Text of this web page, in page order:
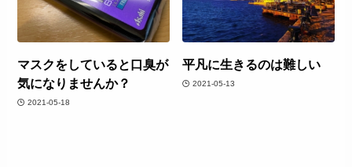
マスクをしていると口臭が
気になりませんか？
2021-05-18
平凡に生きるのは難しい
2021-05-13